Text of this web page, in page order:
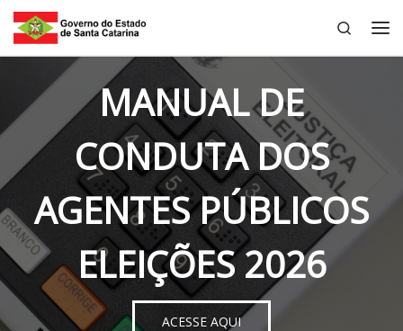
Skip to content
Search
MANUAL DE
CONDUTA DOS
AGENTES PÚBLICOS
ELEIÇÕES 2026
ACESSE AQUI